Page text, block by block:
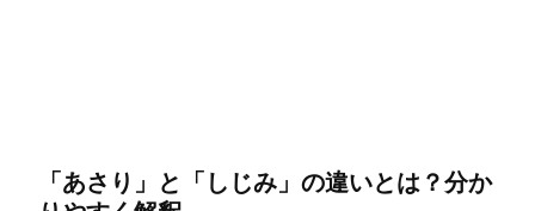
「あさり」と「しじみ」の違いとは？分か